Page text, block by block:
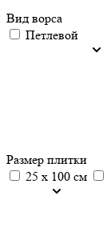
Вид ворса
Петлевой
Размер плитки
25 х 100 см